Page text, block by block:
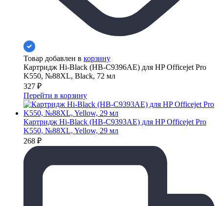
Товар добавлен в корзину
Картридж Hi-Black (HB-C9396AE) для HP Officejet Pro
K550, №88XL, Black, 72 мл
327 ₽
Перейти в корзину
Картридж Hi-Black (HB-C9393AE) для HP Officejet Pro
K550, №88XL, Yellow, 29 мл
268 ₽